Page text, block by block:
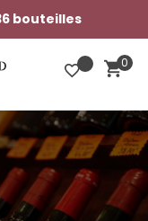
bouteilles